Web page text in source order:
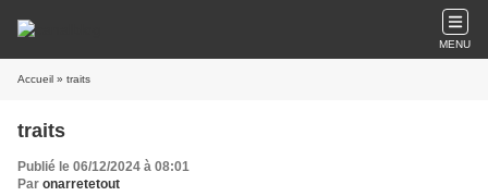
MENU
Accueil » traits
traits
Publié le 06/12/2024 à 08:01
Par onarretetout